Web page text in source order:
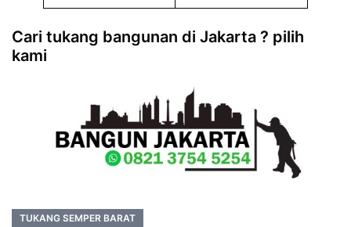
Cari tukang bangunan di Jakarta ? pilih
kami
TUKANG SEMPER BARAT